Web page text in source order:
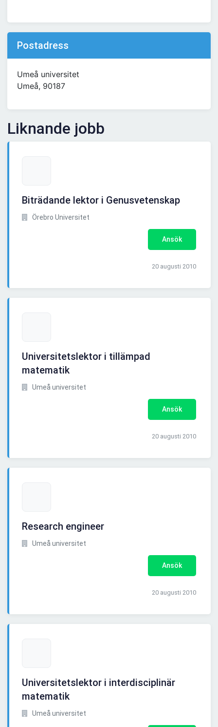
Postadress
Umeå universitet
Umeå, 90187
Liknande jobb
Biträdande lektor i Genusvetenskap
Örebro Universitet
Ansök
20 augusti 2010
Universitetslektor i tillämpad
matematik
Umeå universitet
Ansök
20 augusti 2010
Research engineer
Umeå universitet
Ansök
20 augusti 2010
Universitetslektor i interdisciplinär
matematik
Umeå universitet